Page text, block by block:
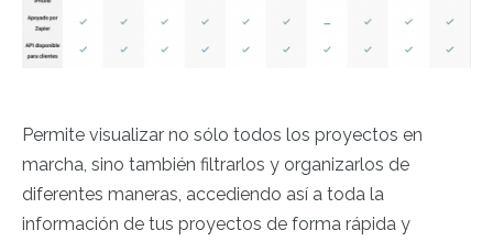
Permite visualizar no sólo todos los proyectos en
marcha, sino también filtrarlos y organizarlos de
diferentes maneras, accediendo así a toda la
información de tus proyectos de forma rápida y